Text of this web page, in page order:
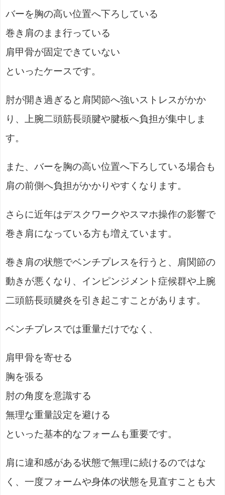
バーを胸の高い位置へ下ろしている
巻き肩のまま行っている
肩甲骨が固定できていない
といったケースです。
肘が開き過ぎると肩関節へ強いストレスがかか
り、上腕二頭筋長頭腱や腱板へ負担が集中しま
す。
また、バーを胸の高い位置へ下ろしている場合も
肩の前側へ負担がかかりやすくなります。
さらに近年はデスクワークやスマホ操作の影響で
巻き肩になっている方も増えています。
巻き肩の状態でベンチプレスを行うと、肩関節の
動きが悪くなり、インピンジメント症候群や上腕
二頭筋長頭腱炎を引き起こすことがあります。
ベンチプレスでは重量だけでなく、
肩甲骨を寄せる
胸を張る
肘の角度を意識する
無理な重量設定を避ける
といった基本的なフォームも重要です。
肩に違和感がある状態で無理に続けるのではな
く、一度フォームや身体の状態を見直すことも大